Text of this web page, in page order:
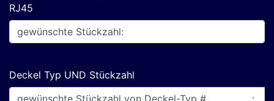
RJ45
Deckel Typ UND Stückzahl